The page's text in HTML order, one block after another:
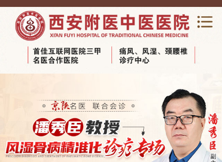
网站首页
关于我们
专家团队
科室导览
医养结合养老